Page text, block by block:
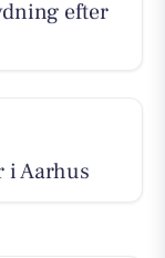
efter
i Aarhus